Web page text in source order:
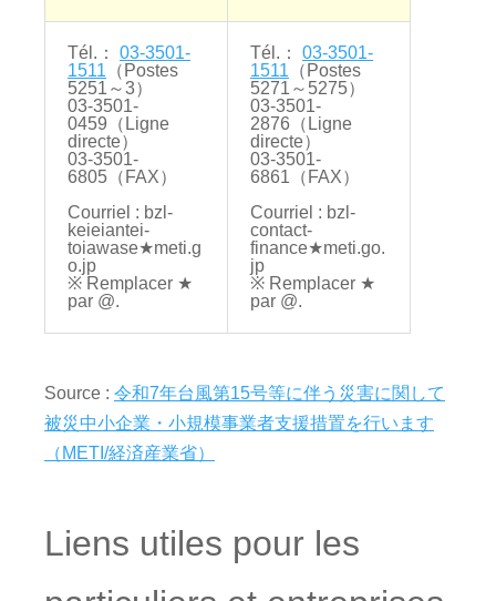
Tél.： 03-3501-
1511 （Postes
5251～3）
03-3501-
0459（Ligne
directe）
03-3501-
6805（FAX）
Courriel : bzl-
keieiantei-
toiawase★meti.g
o.jp
※ Remplacer ★
par @.
Tél.： 03-3501-
1511 （Postes
5271～5275）
03-3501-
2876（Ligne
directe）
03-3501-
6861（FAX）
Courriel : bzl-
contact-
finance★meti.go.
jp
※ Remplacer ★
par @.
Source : 令和7年台風第15号等に伴う災害に関して
被災中小企業・小規模事業者支援措置を行います
（METI/経済産業省）
Liens utiles pour les